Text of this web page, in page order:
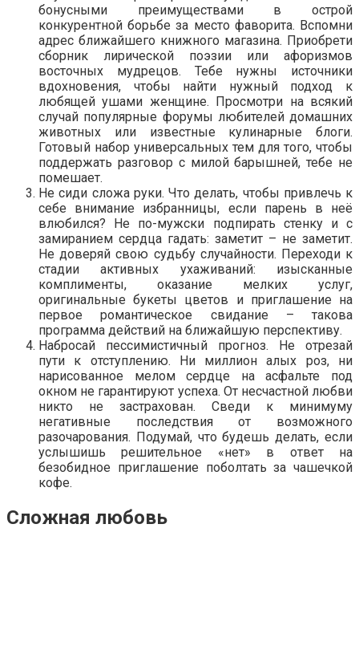
бонусными преимуществами в острой
конкурентной борьбе за место фаворита. Вспомни
адрес ближайшего книжного магазина. Приобрети
сборник лирической поэзии или афоризмов
восточных мудрецов. Тебе нужны источники
вдохновения, чтобы найти нужный подход к
любящей ушами женщине. Просмотри на всякий
случай популярные форумы любителей домашних
животных или известные кулинарные блоги.
Готовый набор универсальных тем для того, чтобы
поддержать разговор с милой барышней, тебе не
помешает.
Не сиди сложа руки. Что делать, чтобы привлечь к
себе внимание избранницы, если парень в неё
влюбился? Не по-мужски подпирать стенку и с
замиранием сердца гадать: заметит – не заметит.
Не доверяй свою судьбу случайности. Переходи к
стадии активных ухаживаний: изысканные
комплименты, оказание мелких услуг,
оригинальные букеты цветов и приглашение на
первое романтическое свидание – такова
программа действий на ближайшую перспективу.
Набросай пессимистичный прогноз. Не отрезай
пути к отступлению. Ни миллион алых роз, ни
нарисованное мелом сердце на асфальте под
окном не гарантируют успеха. От несчастной любви
никто не застрахован. Сведи к минимуму
негативные последствия от возможного
разочарования. Подумай, что будешь делать, если
услышишь решительное «нет» в ответ на
безобидное приглашение поболтать за чашечкой
кофе.
Сложная любовь